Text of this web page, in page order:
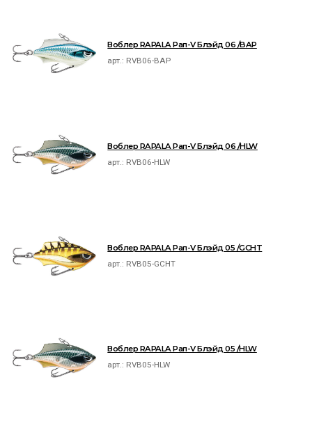
Воблер RAPALA Рап-V Блэйд 06 /BAP
арт.: RVB06-BAP
Воблер RAPALA Рап-V Блэйд 06 /HLW
арт.: RVB06-HLW
Воблер RAPALA Рап-V Блэйд 05 /GCHT
арт.: RVB05-GCHT
Воблер RAPALA Рап-V Блэйд 05 /HLW
арт.: RVB05-HLW